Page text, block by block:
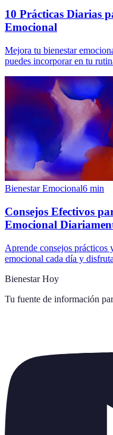
10 Prácticas Diarias
Emocional
Mejora tu bienestar
puedes incorporar en tu
Bienestar Emocional6 min
Consejos Efectivos
Emocional
Aprende consejos prácticos
emocional cada día y
Bienestar Hoy
Tu fuente de información